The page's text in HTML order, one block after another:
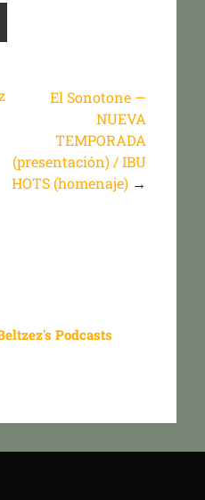
El Sonotone —
NUEVA
TEMPORADA
(presentación) / IBU
HOTS (homenaje) →
Podcasts